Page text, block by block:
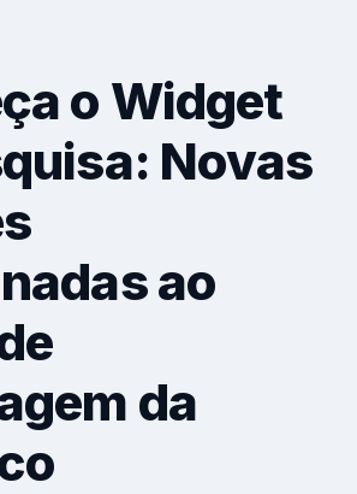
Humanos
o Widget
Novas
ao
da